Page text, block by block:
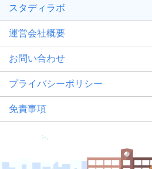
スタディラボ
運営会社概要
お問い合わせ
プライバシーポリシー
免責事項